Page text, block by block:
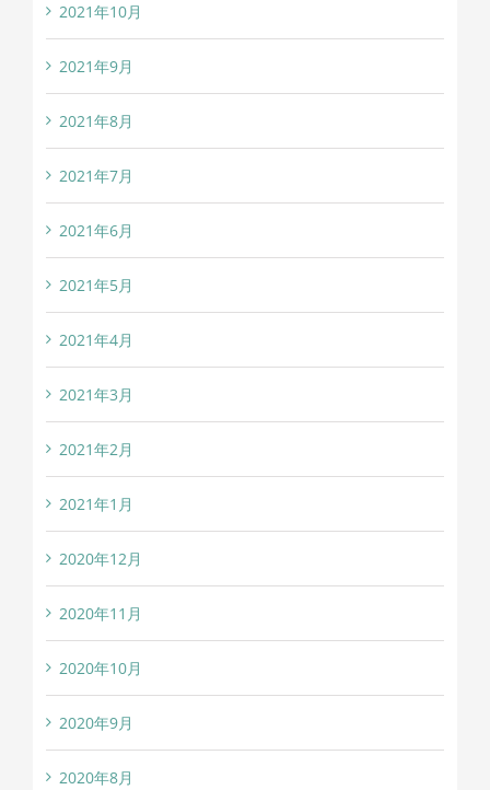
2021年10月
2021年9月
2021年8月
2021年7月
2021年6月
2021年5月
2021年4月
2021年3月
2021年2月
2021年1月
2020年12月
2020年11月
2020年10月
2020年9月
2020年8月